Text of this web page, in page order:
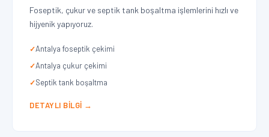
Foseptik, çukur ve septik tank boşaltma işlemlerini hızlı ve
hijyenik yapıyoruz.
Antalya foseptik çekimi
Antalya çukur çekimi
Septik tank boşaltma
DETAYLI BILGI →